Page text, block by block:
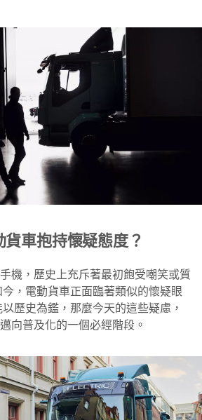
車抱持懷疑態度？
機，歷史上充斥著最初飽受嘲笑或質
，電動貨車正面臨著類似的懷疑眼
歷史為鑑，那麼今天的這些疑慮，
向普及化的一個必經階段。